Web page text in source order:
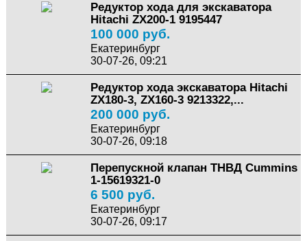
Редуктор хода для экскаватора
Hitachi ZX200-1 9195447
100 000 руб.
Екатеринбург
30-07-26, 09:21
Редуктор хода экскаватора Hitachi
ZX180-3, ZX160-3 9213322,...
200 000 руб.
Екатеринбург
30-07-26, 09:18
Перепускной клапан ТНВД Cummins
1-15619321-0
6 500 руб.
Екатеринбург
30-07-26, 09:17